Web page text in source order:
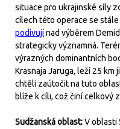
situace pro ukrajinské síly
cílech této operace se
podivujínad výběrem
strategicky významná.
výrazných dominantních
Krasnaja Jaruga, leží 25 km
chtěli zaútočit na tuto
blíže k cíli, což činí celkový
Sudžanská oblast:V oblasti